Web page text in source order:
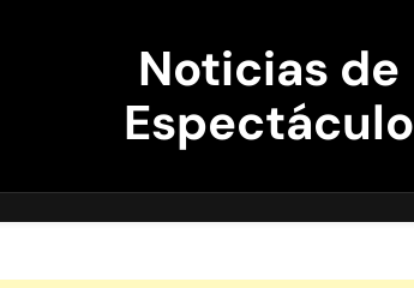
Noticias de
Espectáculo